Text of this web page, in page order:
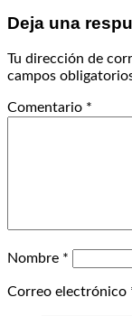
Deja una
Tu dirección de
campos
Comentario *
Nombre *
Correo electrónico